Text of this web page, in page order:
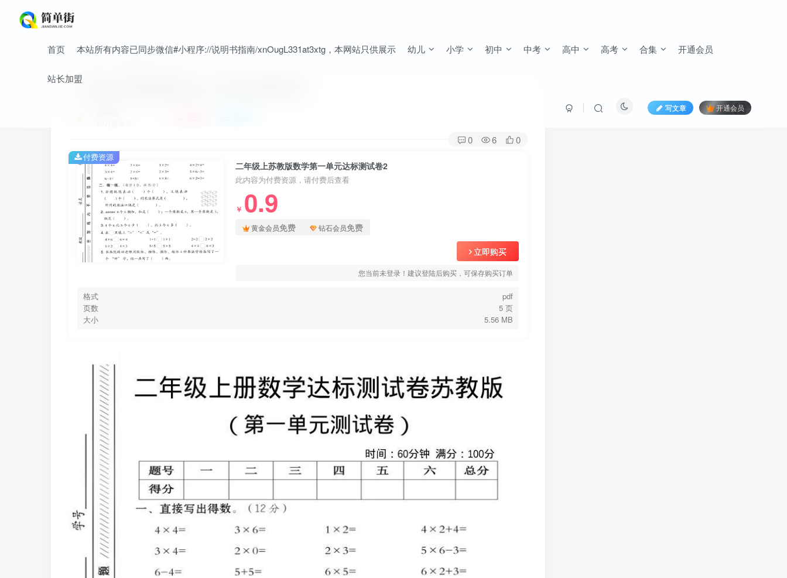
首页 本站所有内容已同步微信#小程序://说明书指南/xnOugL331at3xtg，本网站只供展示 幼儿 小学 初中 中考 高中 高考 合集 开通会员
站长加盟
写文章 开通会员
首页 小学 小学数学 正文
二年级上苏教版数学第一单元达标测试卷2
0 6 0
二年级上苏教版数学第一单元达标测试卷2
此内容为付费资源，请付费后查看
￥ 0.9
黄金会员免费 钻石会员免费
立即购买
您当前未登录！建议登陆后购买，可保存购买订单
格式
pdf
页数
5 页
大小
5.56 MB
付费资源